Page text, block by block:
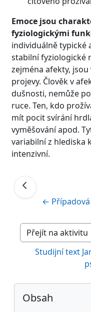
Emoce jsou
fyziologickými
individuálně typické
stabilní fyziologické
zejména afekty,
projevy. Člověk v
dušnosti, nemůže
ruce. Ten, kdo
mít pocit svírání
vyměšování apod.
variabilní z hlediska
intenzivní.
←
Přejít na aktivitu
Studijní text
Bloky
Přeskočit: Obsah
Obsah